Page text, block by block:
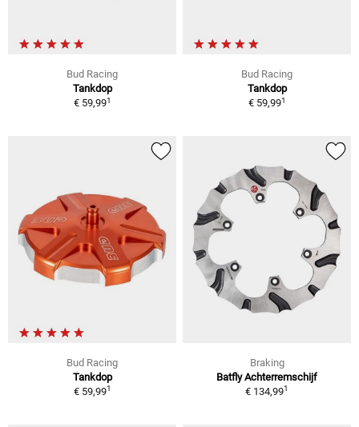
Bud Racing
Tankdop
€ 59,991
Bud Racing
Tankdop
€ 59,991
Bud Racing
Tankdop
€ 59,991
Braking
Batfly Achterremschijf
€ 134,991